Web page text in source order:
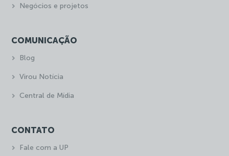
Negócios e projetos
COMUNICAÇÃO
Blog
Virou Notícia
Central de Mídia
CONTATO
Fale com a UP